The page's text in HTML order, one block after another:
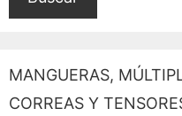
MANGUERAS,
CORREAS Y